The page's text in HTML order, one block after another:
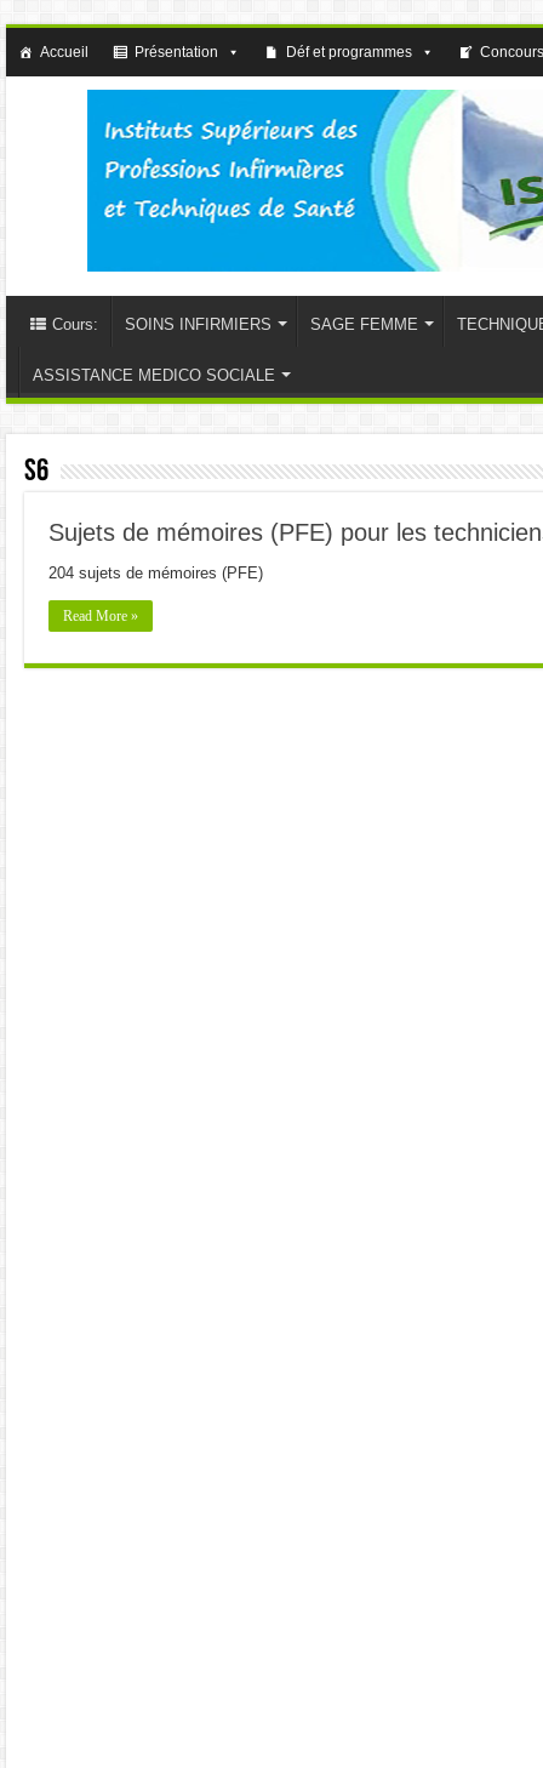
Accueil Présentation Déf et programmes
Cours: SOINS INFIRMIERS SAGE FEMME
ASSISTANCE MEDICO SOCIALE
S6
Sujets de mémoires (PFE) pour les
204 sujets de mémoires (PFE)
Read More »